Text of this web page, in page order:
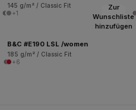
145 g/m² / Classic Fit
+1
Zur
Wunschliste
hinzufügen
B&C #E190 LSL /women
185 g/m² / Classic Fit
+6